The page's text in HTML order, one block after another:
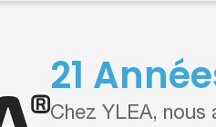
21
Chez YLEA, nous